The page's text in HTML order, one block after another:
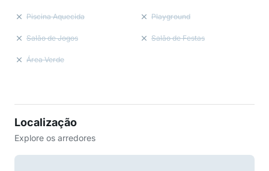
Piscina Aquecida Playground
Salão de Jogos Salão de Festas
Área Verde
Localização
Explore os arredores